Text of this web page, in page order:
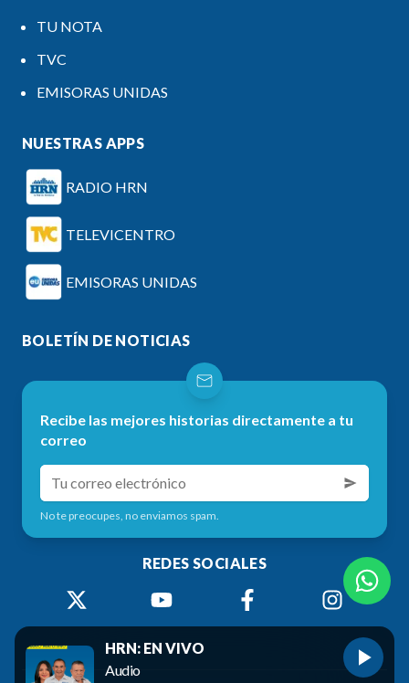
TU NOTA
TVC
EMISORAS UNIDAS
NUESTRAS APPS
RADIO HRN
TELEVICENTRO
EMISORAS UNIDAS
BOLETÍN DE NOTICIAS
Recibe las mejores historias directamente a tu
correo
No te preocupes, no enviamos spam.
REDES SOCIALES
HRN: EN VIVO
Audio